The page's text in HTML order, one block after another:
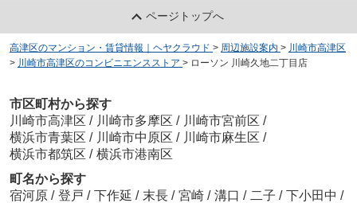
ページトップへ
高津区のマンション・賃貸情報｜ヘヤクラウド > 周辺施設案内 > 川崎市高津区
> 川崎市高津区のコンビニエンスストア > ローソン 川崎久地二丁目店
市区町村から探す
川崎市高津区 / 川崎市多摩区 / 川崎市宮前区 /
横浜市青葉区 / 川崎市中原区 / 川崎市麻生区 /
横浜市都筑区 / 横浜市港南区
町名から探す
宿河原 / 登戸 / 下作延 / 末長 / 宮崎 / 溝口 / 二子 / 下小田中 /